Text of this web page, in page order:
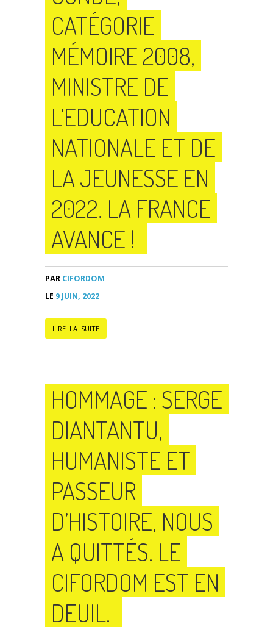
CATÉGORIE
MÉMOIRE 2008,
MINISTRE DE
L’EDUCATION
NATIONALE ET DE
LA JEUNESSE EN
2022. LA FRANCE
AVANCE !
PAR CIFORDOM
LE 9 JUIN, 2022
LIRE LA SUITE
HOMMAGE : SERGE
DIANTANTU,
HUMANISTE ET
PASSEUR
D’HISTOIRE, NOUS
A QUITTÉS. LE
CIFORDOM EST EN
DEUIL.